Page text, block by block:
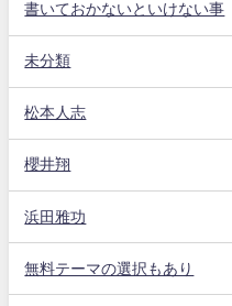
書いておかないといけない事
未分類
松本人志
櫻井翔
浜田雅功
無料テーマの選択もあり